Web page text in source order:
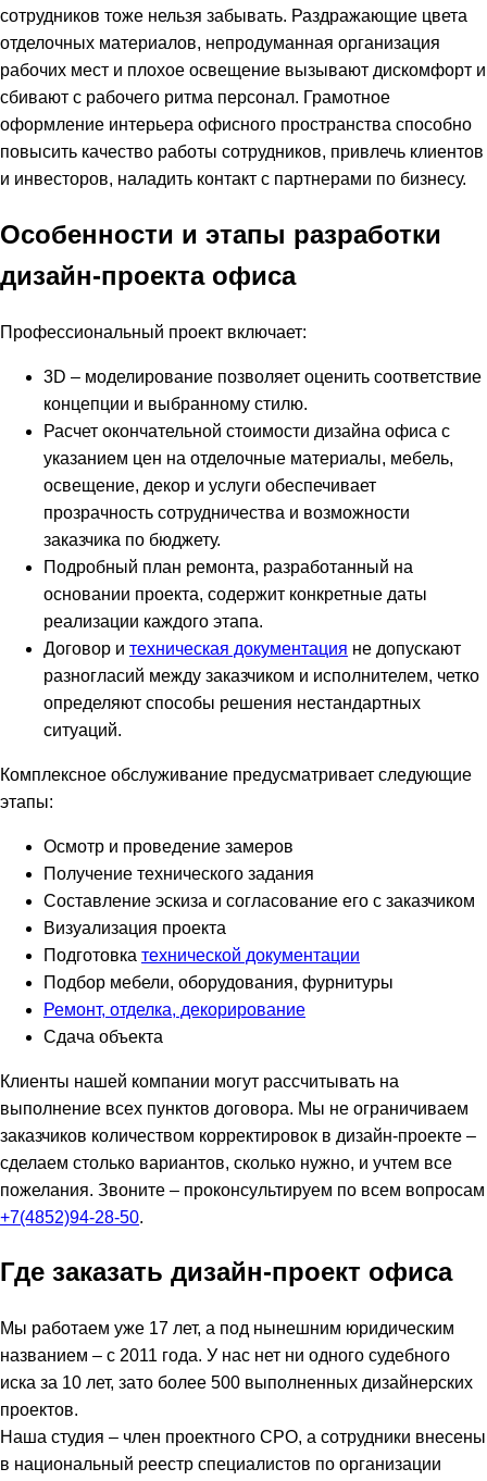
сотрудников тоже нельзя забывать. Раздражающие цвета
отделочных материалов, непродуманная организация
рабочих мест и плохое освещение вызывают дискомфорт и
сбивают с рабочего ритма персонал. Грамотное
оформление интерьера офисного пространства способно
повысить качество работы сотрудников, привлечь клиентов
и инвесторов, наладить контакт с партнерами по бизнесу.
Особенности и этапы разработки
дизайн-проекта офиса
Профессиональный проект включает:
3D – моделирование позволяет оценить соответствие
концепции и выбранному стилю.
Расчет окончательной стоимости дизайна офиса с
указанием цен на отделочные материалы, мебель,
освещение, декор и услуги обеспечивает
прозрачность сотрудничества и возможности
заказчика по бюджету.
Подробный план ремонта, разработанный на
основании проекта, содержит конкретные даты
реализации каждого этапа.
Договор и техническая документация не допускают
разногласий между заказчиком и исполнителем, четко
определяют способы решения нестандартных
ситуаций.
Комплексное обслуживание предусматривает следующие
этапы:
Осмотр и проведение замеров
Получение технического задания
Составление эскиза и согласование его с заказчиком
Визуализация проекта
Подготовка технической документации
Подбор мебели, оборудования, фурнитуры
Ремонт, отделка, декорирование
Сдача объекта
Клиенты нашей компании могут рассчитывать на
выполнение всех пунктов договора. Мы не ограничиваем
заказчиков количеством корректировок в дизайн-проекте –
сделаем столько вариантов, сколько нужно, и учтем все
пожелания. Звоните ­– проконсультируем по всем вопросам
+7(4852)94-28-50.
Где заказать дизайн-проект офиса
Мы работаем уже 17 лет, а под нынешним юридическим
названием – с 2011 года. У нас нет ни одного судебного
иска за 10 лет, зато более 500 выполненных дизайнерских
проектов.
Наша студия – член проектного СРО, а сотрудники внесены
в национальный реестр специалистов по организации